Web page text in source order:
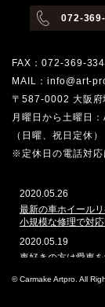
072-
FAX：072-369-
MAIL：info@art-
〒587-0002 大阪府
月曜日から土曜日
（日曜、祝日定休）
※定休日の電話対応
2020.05.26
最新の車ホイール
小規模な修理で対応
2020.05.19
車好きの方は愛車
ートプロは、ガラ
© Carmake Artpro. All